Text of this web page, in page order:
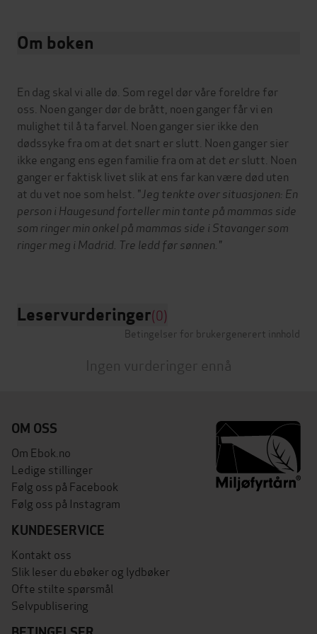
Om boken
En dag skal vi alle dø. Som regel dør våre foreldre før
oss. Noen ganger dør de brått, noen ganger får vi en
mulighet til å ta farvel. Noen ganger sier ikke den
dødssyke fra om at det snart er slutt. Noen ganger sier
ikke engang ens egen familie fra om at det erslutt. Noen
ganger er faktisk livet slik at ens far kan være død uten
at du vet noe som helst. "Jeg tenkte over situasjonen: En
person i Haugesund forteller min tante på mammas side
som ringer min onkel på mammas side i Stavanger som
ringer meg i Madrid. Tre ledd før sønnen."
Leservurderinger(0)
Betingelser for brukergenerert innhold
Ingen vurderinger ennå
OM OSS
Om Ebok.no
Ledige stillinger
Følg oss på Facebook
Følg oss på Instagram
KUNDESERVICE
Kontakt oss
Slik leser du ebøker og lydbøker
Ofte stilte spørsmål
Selvpublisering